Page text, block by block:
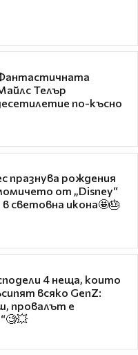
Телър
по-късно
празнува рождения
от „Disney“
в световна икона🤩🎂
4 неща, които
всяко GenZ:
провалът е